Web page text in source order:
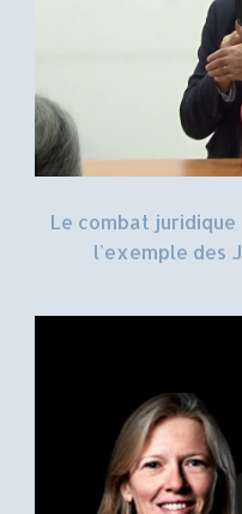
Le combat
l'exemple des